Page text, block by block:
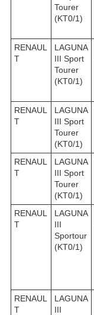
Tourer
(KT0/1)
RENAUL
T
LAGUNA
III Sport
Tourer
(KT0/1)
RENAUL
T
LAGUNA
III Sport
Tourer
(KT0/1)
RENAUL
T
LAGUNA
III Sport
Tourer
(KT0/1)
RENAUL
T
LAGUNA
III
Sportour
(KT0/1)
RENAUL
T
LAGUNA
III